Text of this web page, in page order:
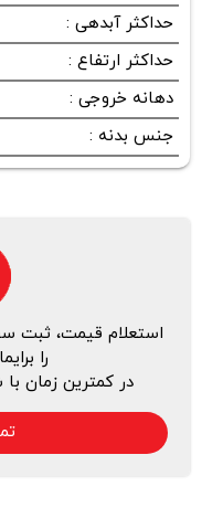
حداکثر آبدهی :
حداکثر ارتفاع :
دهانه خروجی :
جنس بدنه :
استعلام قیمت، ثبت
را
در کمترین زمان